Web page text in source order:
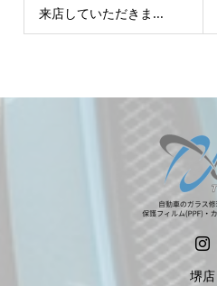
来店していただきま...
堺店